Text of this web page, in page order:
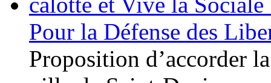
Pour la Défense des
Proposition d’accorder